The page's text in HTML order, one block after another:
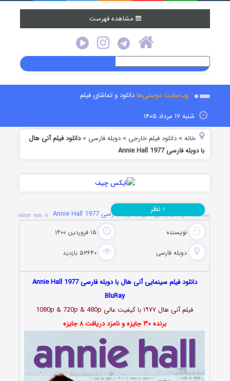
مشاهده فهرست
وب‌سایت دوستی‌هادانلود و تماشای فیلم
شنبه ۱۷ مرداد ۱۴۰۵
خانه »دانلود فیلم خارجی »دوبله فارسی »دانلود فیلم آنی هال
با دوبله فارسی Annie Hall 1977
دانلود فیلم آنی هال با دوبله فارسی Annie Hall 1977
نویسنده ۱۵ فروردین ۱۴۰۰
دوبله فارسی ۵۳۶۴۰ بازدید
۱ نظر
دانلود فیلم سینمایی آنی هال با دوبله فارسی Annie Hall 1977
BluRay
فیلم آنی هال ۱۹۷۷ با کیفیت عالی 1080p & 720p & 480p
برنده ۳۰ جایزه و نامزد دریافت ۸ جایزه